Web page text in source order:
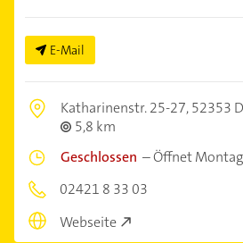
E-Mail
Katharinenstr. 25-27,52353
5,8 km
Geschlossen –Öffnet
02421 8 33 03
Webseite